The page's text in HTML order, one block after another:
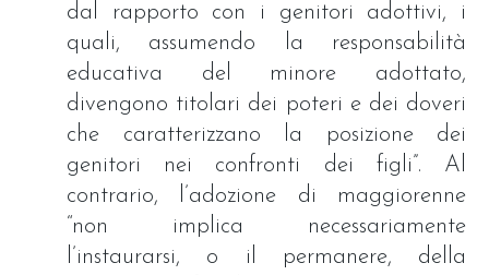
dal rapporto con i genitori adottivi, i
quali, assumendo la responsabilità
educativa del minore adottato,
divengono titolari dei poteri e dei doveri
che caratterizzano la posizione dei
genitori nei confronti dei figli”. Al
contrario, l’adozione di maggiorenne
“non implica necessariamente
l’instaurarsi, o il permanere, della